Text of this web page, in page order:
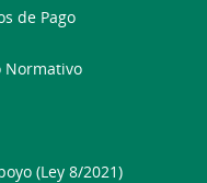
de Pago
Normativo
(Ley 8/2021)